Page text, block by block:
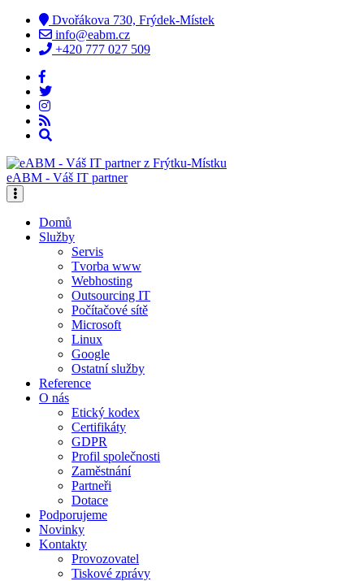
Dvořákova 730, Frýdek-Místek
info@eabm.cz
+420 777 027 509
eABM - Váš IT partner
Domů
Služby
Servis
Tvorba www
Webhosting
Outsourcing IT
Počítačové sítě
Microsoft
Linux
Google
Ostatní služby
Reference
O nás
Etický kodex
Certifikáty
GDPR
Profil společnosti
Zaměstnání
Partneři
Dotace
Podporujeme
Novinky
Kontakty
Provozovatel
Tiskové zprávy